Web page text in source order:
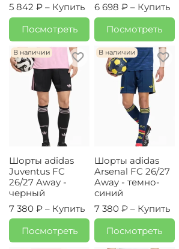
5 842 ₽ – Купить
Посмотреть
6 698 ₽ – Купить
Посмотреть
В наличии
Шорты adidas
Juventus FC
26/27 Away -
черный
7 380 ₽ – Купить
Посмотреть
В наличии
Шорты adidas
Arsenal FC 26/27
Away - темно-
синий
7 380 ₽ – Купить
Посмотреть